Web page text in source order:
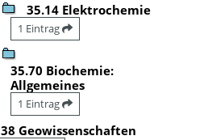
35.14 Elektrochemie
1 Eintrag
35.70 Biochemie:
Allgemeines
1 Eintrag
38 Geowissenschaften